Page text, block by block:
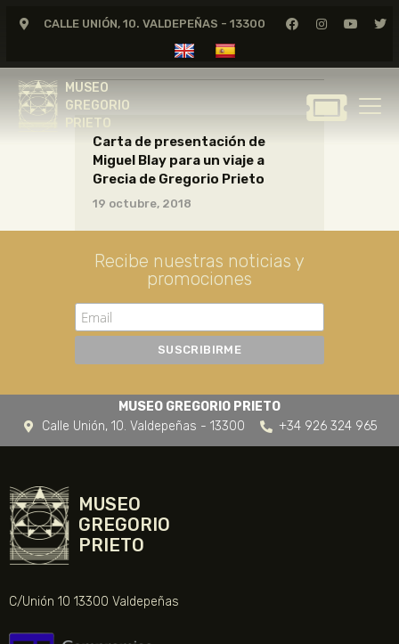
CALLE UNIÓN, 10. VALDEPEÑAS - 13300
MUSEO
GREGORIO
PRIETO
MUSEO
GREGORIO
GREGORIO PRIETO
MUSEO
ARCHIVO
CERTAMEN DE DIBUJO
FUNDACIÓN
NOTICIAS
Carta de presentación de
Miguel Blay para un viaje a
Grecia de Gregorio Prieto
19 octubre, 2018
Recibe nuestras noticias y
promociones
MUSEO GREGORIO PRIETO
Calle Unión, 10. Valdepeñas - 13300
+34 926 324 965
MUSEO
GREGORIO
PRIETO
C/Unión 10 13300 Valdepeñas